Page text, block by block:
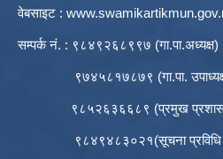
वेबसाइट :
सम्पर्क नं. : ९८४९२६८९९७ (गा.पा.अध्यक्ष)
९७४५८१७८७९ (गा.पा.
९८५२६३६६८९ (प्रमुख
९८४९४८३०२१(सूचना प्रविधि